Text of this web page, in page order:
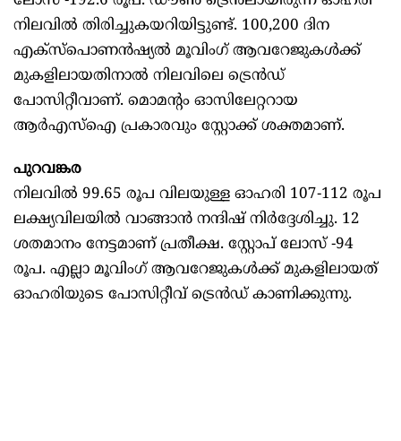
നിലവില്‍ തിരിച്ചുകയറിയിട്ടുണ്ട്. 100,200 ദിന
എക്‌സ്‌പൊണന്‍ഷ്യല്‍ മൂവിംഗ് ആവറേജുകള്‍ക്ക്
മുകളിലായതിനാല്‍ നിലവിലെ ട്രെന്‍ഡ്
പോസിറ്റീവാണ്. മൊമന്റം ഓസിലേറ്ററായ
ആര്‍എസ്‌ഐ പ്രകാരവും സ്റ്റോക്ക് ശക്തമാണ്.
പുറവങ്കര
നിലവില്‍ 99.65 രൂപ വിലയുള്ള ഓഹരി 107-112 രൂപ
ലക്ഷ്യവിലയില്‍ വാങ്ങാന്‍ നന്ദിഷ് നിര്‍ദ്ദേശിച്ചു. 12
ശതമാനം നേട്ടമാണ് പ്രതീക്ഷ. സ്റ്റോപ് ലോസ് -94
രൂപ. എല്ലാ മൂവിംഗ് ആവറേജുകള്‍ക്ക് മുകളിലായത്
ഓഹരിയുടെ പോസിറ്റീവ് ട്രെന്‍ഡ് കാണിക്കുന്നു.